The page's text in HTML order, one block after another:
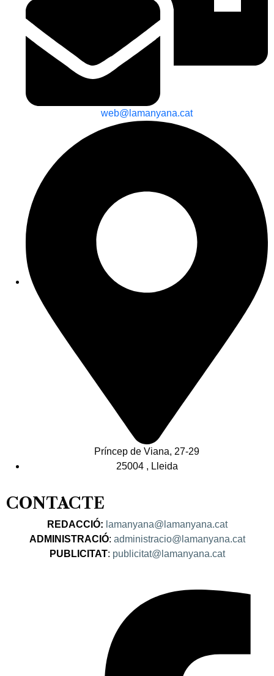
web@lamanyana.cat
Príncep de Viana, 27-29
25004 , Lleida
CONTACTE
REDACCIÓ: lamanyana@lamanyana.cat
ADMINISTRACIÓ: administracio@lamanyana.cat
PUBLICITAT: publicitat@lamanyana.cat